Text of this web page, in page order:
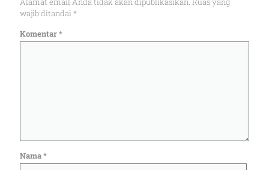
wajib ditandai *
Komentar*
Nama*